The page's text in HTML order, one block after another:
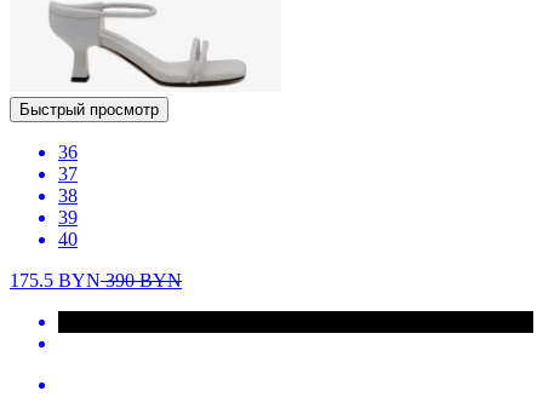
Быстрый просмотр
36
37
38
39
40
175.5 BYN390BYN